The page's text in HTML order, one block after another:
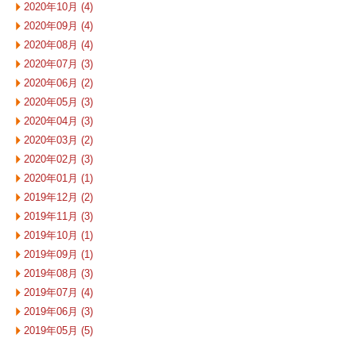
2020年10月 (4)
2020年09月 (4)
2020年08月 (4)
2020年07月 (3)
2020年06月 (2)
2020年05月 (3)
2020年04月 (3)
2020年03月 (2)
2020年02月 (3)
2020年01月 (1)
2019年12月 (2)
2019年11月 (3)
2019年10月 (1)
2019年09月 (1)
2019年08月 (3)
2019年07月 (4)
2019年06月 (3)
2019年05月 (5)